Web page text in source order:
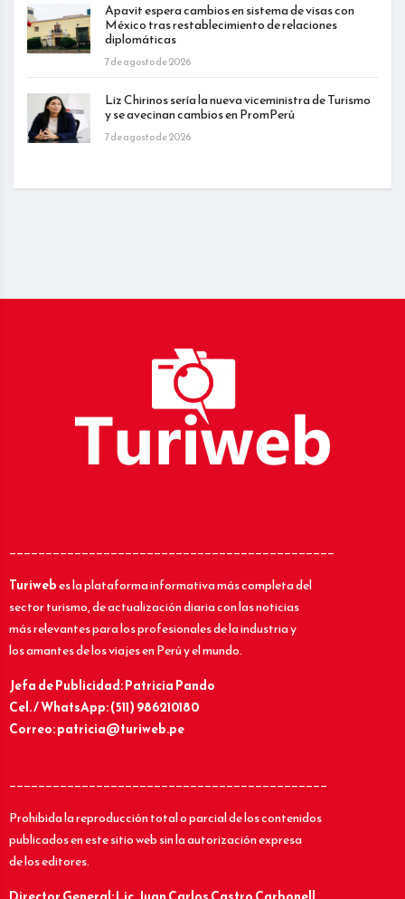
Apavit espera cambios en sistema de visas con
México tras restablecimiento de relaciones
diplomáticas
7 de agosto de 2026
Liz Chirinos sería la nueva viceministra de Turismo
y se avecinan cambios en PromPerú
7 de agosto de 2026
_____________________________________________
Turiwebes la plataforma informativa más completa del
sector turismo, de actualización diaria con las noticias
más relevantes para los profesionales de la industria y
los amantes de los viajes en Perú y el mundo.
Jefa de Publicidad: Patricia Pando
Cel. / WhatsApp: (511) 986210180
Correo: patricia@turiweb.pe
____________________________________________
Prohibida la reproducción total o parcial de los contenidos
publicados en este sitio web sin la autorización expresa
de los editores.